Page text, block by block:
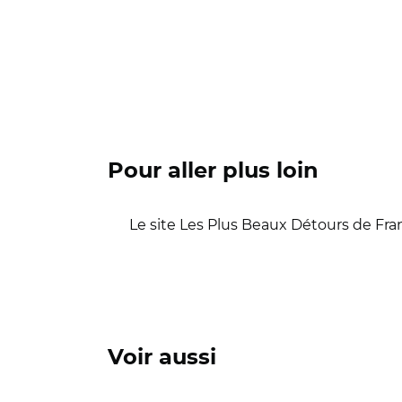
Pour aller plus loin
Le site Les Plus Beaux Détours de
Voir aussi